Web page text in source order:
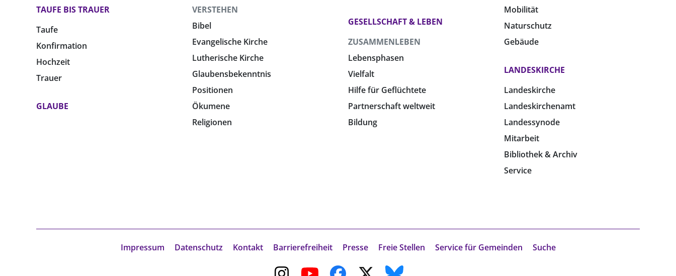
TAUFE BIS TRAUER
Taufe
Konfirmation
Hochzeit
Trauer
GLAUBE
VERSTEHEN
Bibel
Evangelische Kirche
Lutherische Kirche
Glaubensbekenntnis
Positionen
Ökumene
Religionen
GESELLSCHAFT & LEBEN
ZUSAMMENLEBEN
Lebensphasen
Vielfalt
Hilfe für Geflüchtete
Partnerschaft weltweit
Bildung
Mobilität
Naturschutz
Gebäude
LANDESKIRCHE
Landeskirche
Landeskirchenamt
Landessynode
Mitarbeit
Bibliothek & Archiv
Service
Impressum Datenschutz Kontakt Barrierefreiheit Presse Freie Stellen Service für Gemeinden Suche